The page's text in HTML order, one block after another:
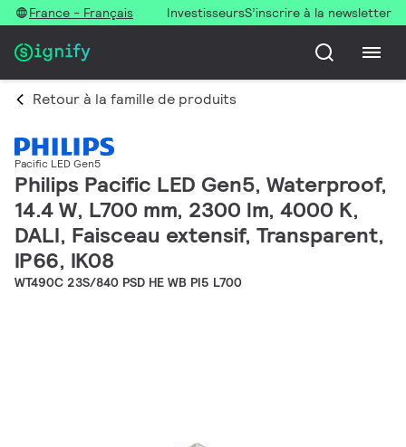
France - Français InvestisseursS’inscrire à la newsletter
Retour à la famille de produits
Pacific LED Gen5
Philips Pacific LED Gen5, Waterproof,
14.4 W, L700 mm, 2300 lm, 4000 K,
DALI, Faisceau extensif, Transparent,
IP66, IK08
WT490C 23S/840 PSD HE WB PI5 L700